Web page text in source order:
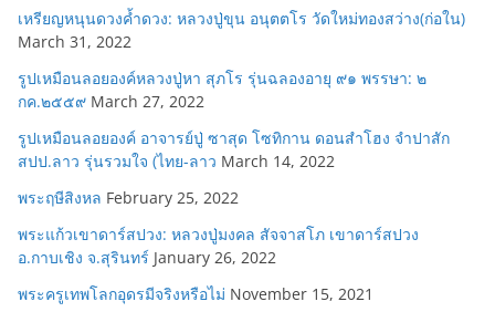
เหรียญหนุนดวงค้ำดวง: หลวงปู่ขุน อนุตตโร วัดใหม่ทองสว่าง(ก่อใน)
March 31, 2022
รูปเหมือนลอยองค์หลวงปู่หา สุภโร รุ่นฉลองอายุ ๙๑ พรรษา: ๒
กค.๒๕๕๙ March 27, 2022
รูปเหมือนลอยองค์ อาจารย์ปู่ ซาสุด โซทิกาน ดอนสำโฮง จำปาสัก
สปป.ลาว รุ่นรวมใจ (ไทย-ลาว March 14, 2022
พระฤษีสิงหล February 25, 2022
พระแก้วเขาดาร์สปวง: หลวงปู่มงคล สัจจาสโภ เขาดาร์สปวง
อ.กาบเชิง จ.สุรินทร์ January 26, 2022
พระครูเทพโลกอุดรมีจริงหรือไม่ November 15, 2021